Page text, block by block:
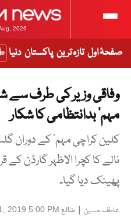
2026
صفحۂ اول تازہ ترین پاکستان دنیا
وفاقی وزیر کی طرف سے
مہم‘ بدانتظامی کا شکار
کلین کراچی مہم‘ کے دوران
نالے کا کچرا الاظہر گارڈن
پھینک دیا گیا۔
عاطف حسین | شائع 2019 5:00 PM